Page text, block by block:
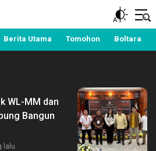
Utara, Kawanua, Politik,
Kriminal dan Nasional
Berita Utama Tomohon Boltara
WL-MM dan
Bangun
lalu